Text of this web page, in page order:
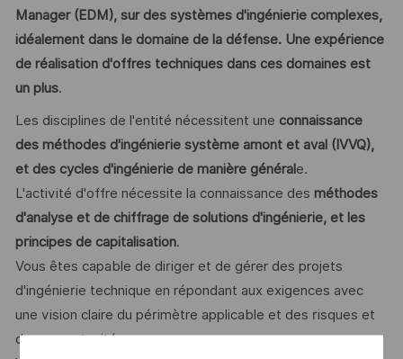
Manager (EDM), sur des systèmes d'ingénierie complexes,
idéalement dans le domaine de la défense. Une expérience
de réalisation d'offres techniques dans ces domaines est
un plus.
Les disciplines de l'entité nécessitent une connaissance
des méthodes d'ingénierie système amont et aval (IVVQ),
et des cycles d'ingénierie de manière général e.
L'activité d'offre nécessite la connaissance des méthodes
d'analyse et de chiffrage de solutions d'ingénierie, et les
principes de capitalisation.
Vous êtes capable de diriger et de gérer des projets
d'ingénierie technique en répondant aux exigences avec
une vision claire du périmètre applicable et des risques et
des opportunités.